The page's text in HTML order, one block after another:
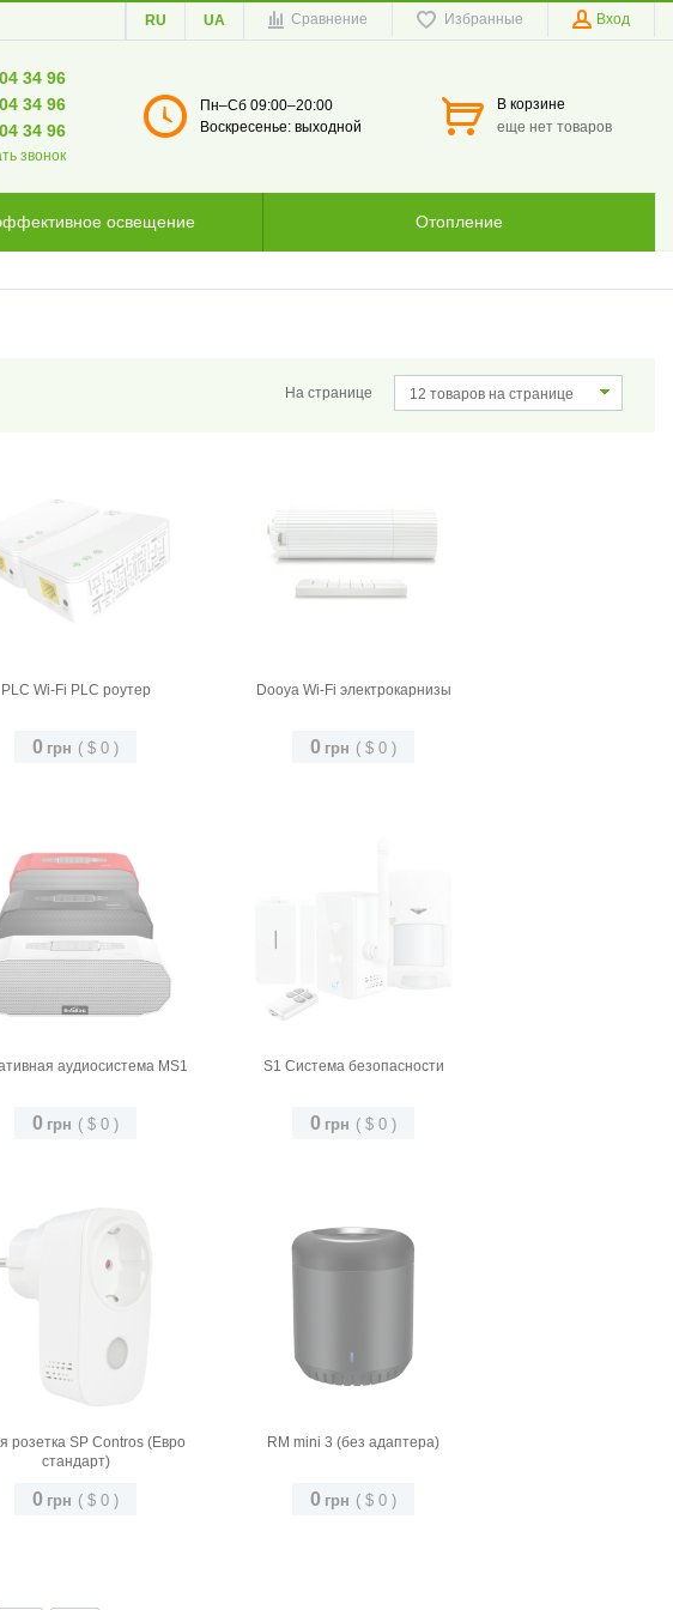
RU UA Сравнение Избранные Вход
34 96
34 96
34 96
звонок
Пн–Сб 09:00–20:00
Воскресенье: выходной
В корзине
еще нет товаров
освещение Отопление
На странице 12 товаров на странице
PLC Wi-Fi PLC роутер
0 грн ( $ 0 )
Dooya Wi-Fi электрокарнизы
0 грн ( $ 0 )
аудиосистема MS1
0 грн ( $ 0 )
S1 Система безопасности
0 грн ( $ 0 )
розетка SP Сontros (Евро
стандарт)
0 грн ( $ 0 )
RM mini 3 (без адаптера)
0 грн ( $ 0 )